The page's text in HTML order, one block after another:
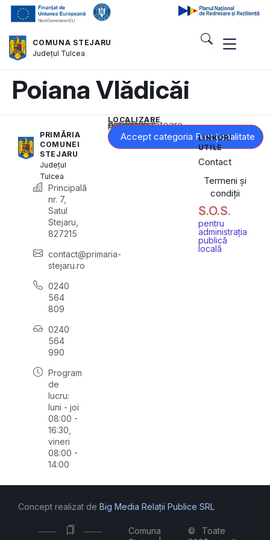
COMUNA STEJARU
Județul Tulcea
Poiana Vlădicăi
PRIMĂRIA
COMUNEI
STEJARU
Județul
Tulcea
Principală
nr. 7,
Satul
Stejaru,
827215
contact@primaria-
stejaru.ro
0240
564
809
0240
564
990
Program
de
lucru:
luni - joi
08:00 -
16:30,
vineri
08:00 -
14:00
LOCALIZARE
Acest conținut este blocat până când acceptați categoria corespunzătoare de cookie-uri.
Accept categoria Funcționalitate
LINKURI
UTILE
Contact
Termeni și
condiții
S.O.S.
pentru
administrația
publică
locală
Comuna
©
Toate
Concept realizat de Big Media Relații Publice SRL